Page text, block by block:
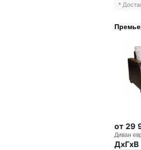
*
от 29
Диван
ДxГxВ